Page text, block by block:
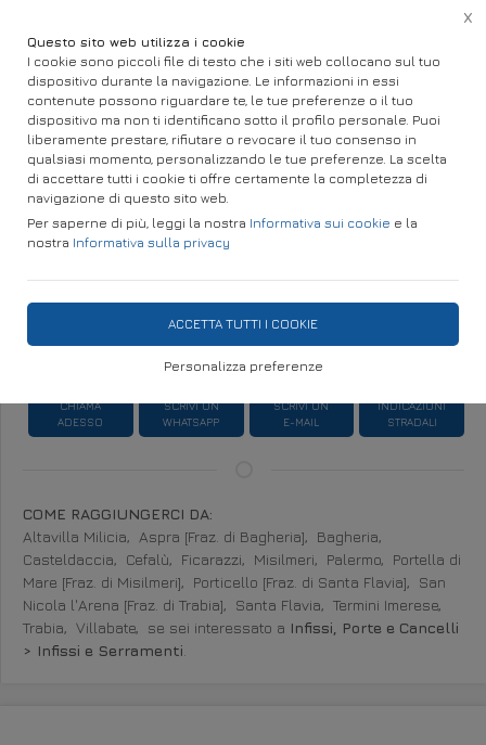
Questo sito web utilizza i cookie
I cookie sono piccoli file di testo che i siti web collocano sul tuo
dispositivo durante la navigazione. Le informazioni in essi
contenute possono riguardare te, le tue preferenze o il tuo
dispositivo ma non ti identificano sotto il profilo personale. Puoi
liberamente prestare, rifiutare o revocare il tuo consenso in
qualsiasi momento, personalizzando le tue preferenze. La scelta
di accettare tutti i cookie ti offre certamente la completezza di
navigazione di questo sito web.
Per saperne di più, leggi la nostra Informativa sui cookie e la
nostra Informativa sulla privacy
ACCETTA TUTTI I COOKIE
Personalizza preferenze
X
Home Infissi, Porte e Cancelli Infissi, Porte e Cancelli Infissi e Serramenti
INFISSI IN ALLUMINIO ALZANTE
SCORREVOLE
CHIAMA
ADESSO
SCRIVI UN
WHATSAPP
SCRIVI UN
E-MAIL
INDICAZIONI
STRADALI
COME RAGGIUNGERCI DA:
Altavilla Milicia, Aspra [Fraz. di Bagheria], Bagheria,
Casteldaccia, Cefalù, Ficarazzi, Misilmeri, Palermo, Portella di
Mare [Fraz. di Misilmeri], Porticello [Fraz. di Santa Flavia], San
Nicola l'Arena [Fraz. di Trabia], Santa Flavia, Termini Imerese,
Trabia, Villabate, se sei interessato a Infissi, Porte e Cancelli
> Infissi e Serramenti